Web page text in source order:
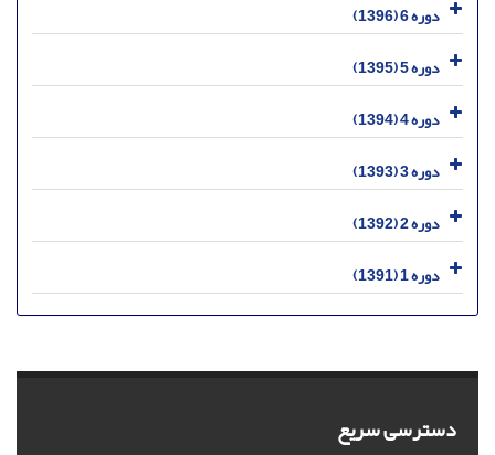
دوره 6 (1396)
دوره 5 (1395)
دوره 4 (1394)
دوره 3 (1393)
دوره 2 (1392)
دوره 1 (1391)
دسترسی سریع